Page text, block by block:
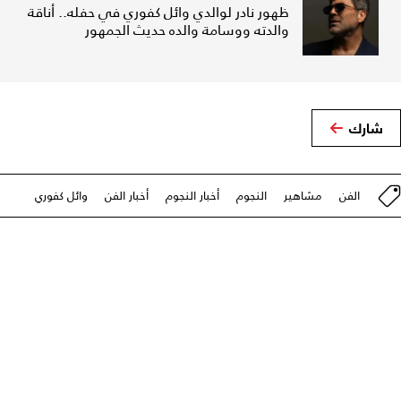
ظهور نادر لوالدي وائل كفوري في حفله.. أناقة
والدته ووسامة والده حديث الجمهور
شارك
الفن مشاهير النجوم أخبار النجوم أخبار الفن وائل كفوري